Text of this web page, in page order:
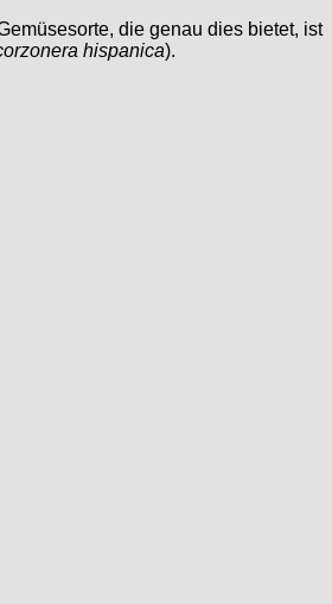
die genau dies bietet, ist
hispanica).